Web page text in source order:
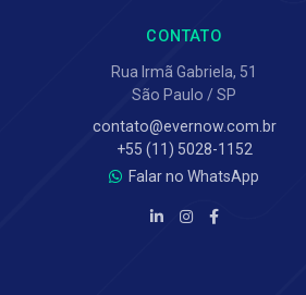
CONTATO
Rua Irmã Gabriela, 51
São Paulo / SP
contato@evernow.com.br
+55 (11) 5028-1152
Falar no WhatsApp